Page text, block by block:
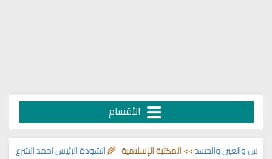
الأقسام
انشودة الرئيس احمد الشرع>> والحسد>> المكتبة الإسلامية 🌾